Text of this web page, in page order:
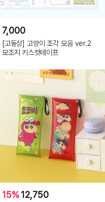
7,000
[고동상] 고양이 조각 모음 ver.2
모조지 키스컷테이프
15%12,750